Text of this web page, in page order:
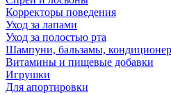
Корректоры поведения
Уход за лапами
Уход за полостью рта
Шампуни, бальзамы,
Витамины и пищевые добавки
Игрушки
Для апортировки